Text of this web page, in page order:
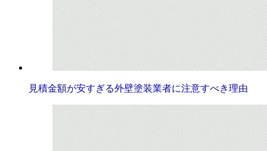
見積金額が安すぎる外壁塗装業者に注意すべき理由